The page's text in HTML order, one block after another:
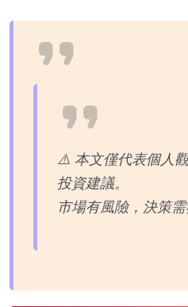
⚠️ 本文僅代表個人
投資建議。
市場有風險，決策需